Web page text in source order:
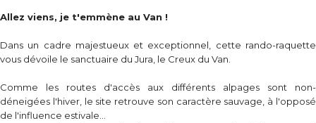
Allez viens, je t'emmène au Van !
Dans un cadre majestueux et exceptionnel, cette rando-raquette
vous dévoile le sanctuaire du Jura, le Creux du Van.
Comme les routes d'accès aux différents alpages sont non-
déneigées l'hiver, le site retrouve son caractère sauvage, à l'opposé
de l'influence estivale...